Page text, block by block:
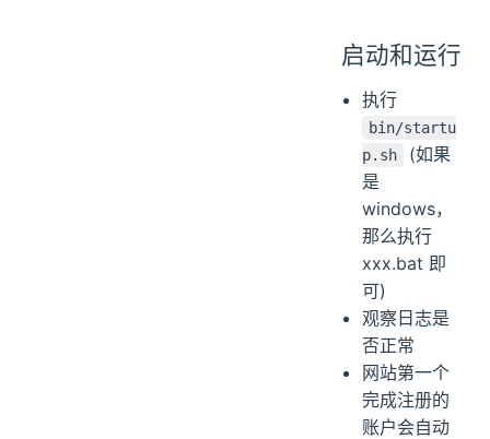
启动和运行
执行
bin/startu
p.sh
(如果
是
windows，
那么执行
xxx.bat 即
可)
观察日志是
否正常
网站第一个
完成注册的
账户会自动